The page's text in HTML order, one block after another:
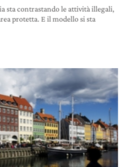
sta contrastando le attività illegali,
protetta. E il modello si sta